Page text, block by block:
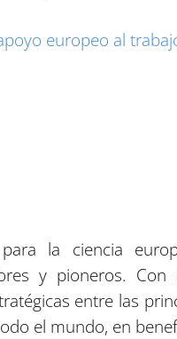
europeo al
la ciencia
y pioneros.
entre las
el mundo, en